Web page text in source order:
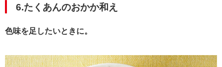
6.たくあんのおかか和え
色味を足したいときに。